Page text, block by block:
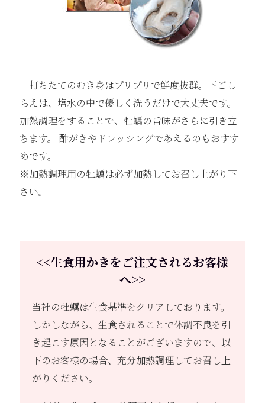
打ちたてのむき身はプリプリで鮮度抜群。下ごし
らえは、塩水の中で優しく洗うだけで大丈夫です。
加熱調理をすることで、牡蠣の旨味がさらに引き立
ちます。 酢がきやドレッシングであえるのもおすす
めです。
※加熱調理用の牡蠣は必ず加熱してお召し上がり下
さい。
<<生食用かきをご注文されるお客様
へ>>
当社の牡蠣は生食基準をクリアしております。
しかしながら、生食されることで体調不良を引
き起こす原因となることがございますので、以
下のお客様の場合、充分加熱調理してお召し上
がりください。